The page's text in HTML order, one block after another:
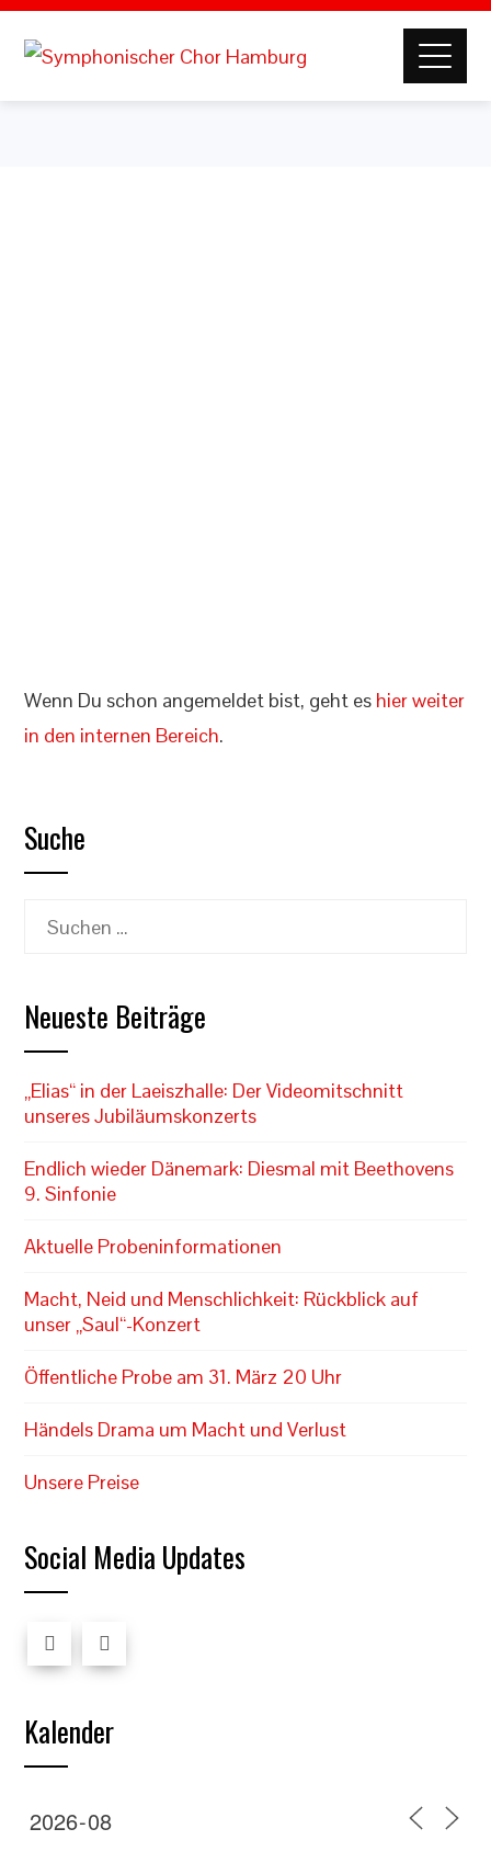
Wenn Du schon angemeldet bist, geht es hier weiter
in den internen Bereich.
Suche
Suchen
Neueste Beiträge
„Elias“ in der Laeiszhalle: Der Videomitschnitt
unseres Jubiläumskonzerts
Endlich wieder Dänemark: Diesmal mit Beethovens
9. Sinfonie
Aktuelle Probeninformationen
Macht, Neid und Menschlichkeit: Rückblick auf
unser „Saul“-Konzert
Öffentliche Probe am 31. März 20 Uhr
Händels Drama um Macht und Verlust
Unsere Preise
Social Media Updates
Kalender